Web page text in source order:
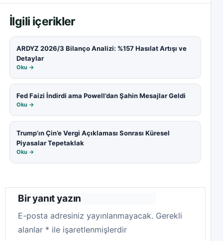
İlgili içerikler
ARDYZ 2026/3 Bilanço Analizi: %157 Hasılat Artışı ve
Detaylar
Oku →
Fed Faizi İndirdi ama Powell’dan Şahin Mesajlar Geldi
Oku →
Trump’ın Çin’e Vergi Açıklaması Sonrası Küresel
Piyasalar Tepetaklak
Oku →
Bir yanıt yazın
E-posta adresiniz yayınlanmayacak. Gerekli
alanlar * ile işaretlenmişlerdir